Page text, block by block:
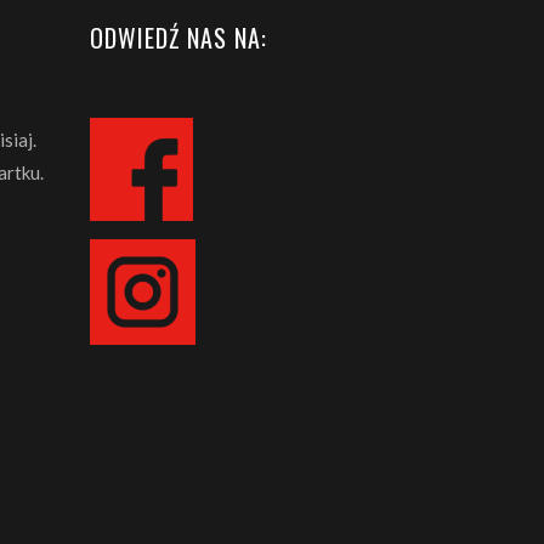
ODWIEDŹ NAS NA: